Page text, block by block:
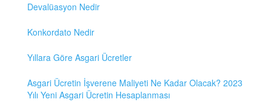
Devalüasyon Nedir
Konkordato Nedir
Yıllara Göre Asgari Ücretler
Asgari Ücretin İşverene Maliyeti Ne Kadar Olacak? 2023
Yılı Yeni Asgari Ücretin Hesaplanması